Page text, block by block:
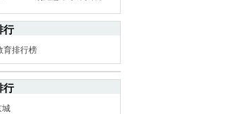
行
育排行榜
行
城